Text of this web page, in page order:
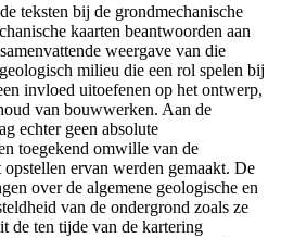
teksten bij de grondmechanische
kaarten beantwoorden aan
weergave van die
milieu die een rol spelen bij
invloed uitoefenen op het ontwerp,
van bouwwerken. Aan de
echter geen absolute
toegekend omwille van de
ervan werden gemaakt. De
over de algemene geologische en
van de ondergrond zoals ze
de ten tijde van de kartering